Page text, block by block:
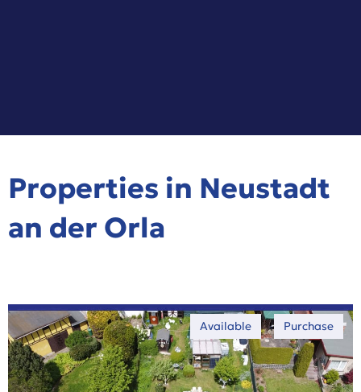
Properties in Neustadt
an der Orla
Available Purchase